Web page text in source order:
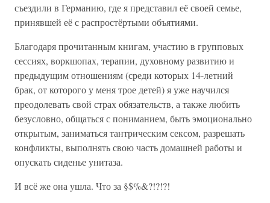
съездили в Германию, где я представил её своей семье,
принявшей её с распростёртыми объятиями.
Благодаря прочитанным книгам, участию в групповых
сессиях, воркшопах, терапии, духовному развитию и
предыдущим отношениям (среди которых 14-летний
брак, от которого у меня трое детей) я уже научился
преодолевать свой страх обязательств, а также любить
безусловно, общаться с пониманием, быть эмоционально
открытым, заниматься тантрическим сексом, разрешать
конфликты, выполнять свою часть домашней работы и
опускать сиденье унитаза.
И всё же она ушла. Что за §$%&?!?!?!